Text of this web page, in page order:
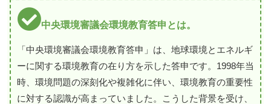
中央環境審議会環境教育答申とは。
「中央環境審議会環境教育答申」は、地球環境とエネルギ
ーに関する環境教育の在り方を示した答申です。1998年当
時、環境問題の深刻化や複雑化に伴い、環境教育の重要性
に対する認識が高まっていました。こうした背景を受け、